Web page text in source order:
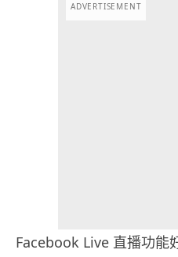
ADVERTISEMENT
Facebook Live 直播功能